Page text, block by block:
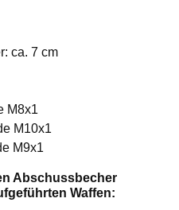
ca. 7 cm
M8x1
M10x1
M9x1
Abschussbecher
Waffen: